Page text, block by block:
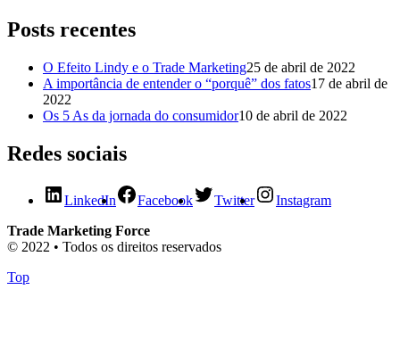
Posts recentes
O Efeito Lindy e o Trade Marketing25 de abril de 2022
A importância de entender o “porquê” dos fatos17 de abril de
2022
Os 5 As da jornada do consumidor10 de abril de 2022
Redes sociais
LinkedIn Facebook Twitter
Instagram
Trade Marketing Force
© 2022 • Todos os direitos reservados
Top